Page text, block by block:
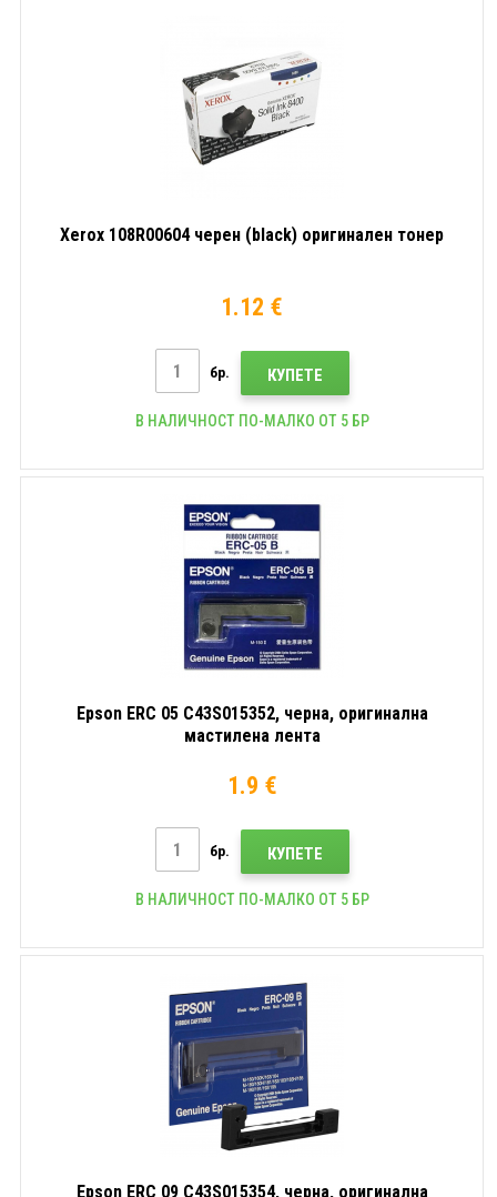
Xerox 108R00604 черен (black) оригинален тонер
1.12 €
бр. КУПЕТЕ
В НАЛИЧНОСТ ПО-МАЛКО ОТ 5 БР
Epson ERC 05 C43S015352, черна, оригинална
мастилена лента
1.9 €
бр. КУПЕТЕ
В НАЛИЧНОСТ ПО-МАЛКО ОТ 5 БР
Epson ERC 09 C43S015354, черна, оригинална